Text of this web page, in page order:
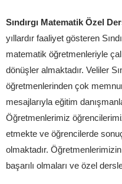
Sındırgı Matematik Özel
yıllardır faaliyet gösteren
matematik öğretmenleriyle
dönüşler almaktadır. Veliler
öğretmenlerinden çok
mesajlarıyla eğitim
Öğretmenlerimiz
etmekte ve öğrencilerde
olmaktadır.
başarılı olmaları ve özel